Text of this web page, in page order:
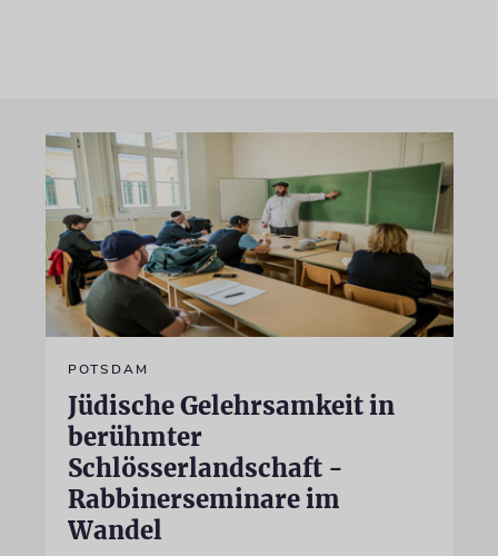
POTSDAM
Jüdische Gelehrsamkeit in
berühmter
Schlösserlandschaft -
Rabbinerseminare im
Wandel